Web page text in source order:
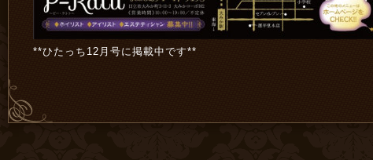
**ひたっち12月号に掲載中です**